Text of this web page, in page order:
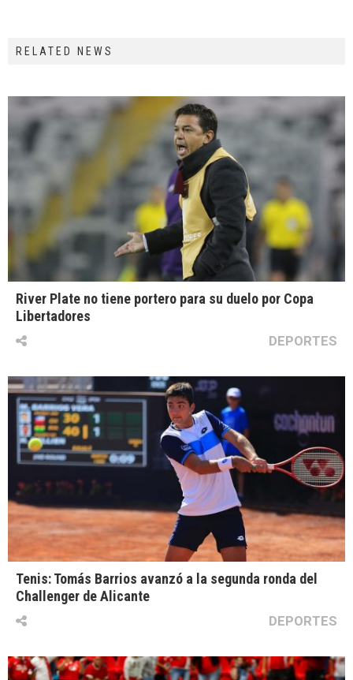
RELATED NEWS
River Plate no tiene portero para su duelo por Copa
Libertadores
DEPORTES
Tenis: Tomás Barrios avanzó a la segunda ronda del
Challenger de Alicante
DEPORTES